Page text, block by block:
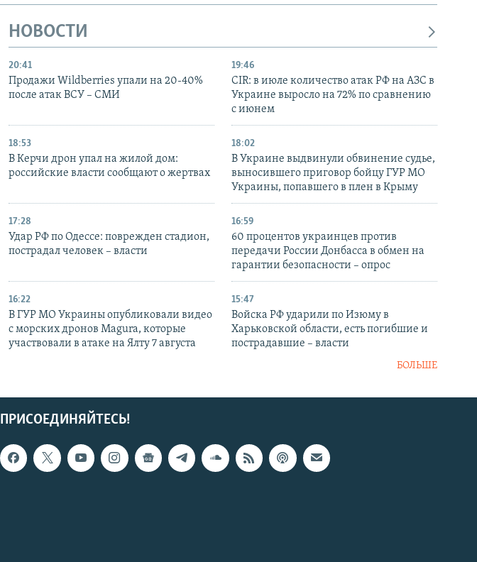
НОВОСТИ
20:41
Продажи Wildberries упали на 20-40%
после атак ВСУ – СМИ
19:46
CIR: в июле количество атак РФ на АЗС в
Украине выросло на 72% по сравнению
с июнем
18:53
В Керчи дрон упал на жилой дом:
российские власти сообщают о жертвах
18:02
В Украине выдвинули обвинение судье,
выносившего приговор бойцу ГУР МО
Украины, попавшего в плен в Крыму
17:28
Удар РФ по Одессе: поврежден стадион,
пострадал человек – власти
16:59
60 процентов украинцев против
передачи России Донбасса в обмен на
гарантии безопасности – опрос
16:22
В ГУР МО Украины опубликовали видео
с морских дронов Magura, которые
участвовали в атаке на Ялту 7 августа
15:47
Войска РФ ударили по Изюму в
Харьковской области, есть погибшие и
пострадавшие – власти
БОЛЬШЕ
ПРИСОЕДИНЯЙТЕСЬ!